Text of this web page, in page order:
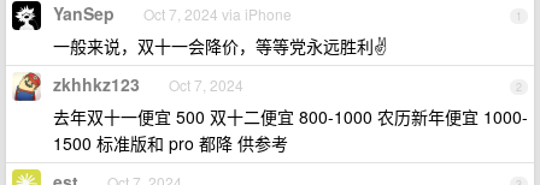
1
YanSep Oct 7, 2024 via iPhone
一般来说，双十一会降价，等等党永远胜利✌️
2
zkhhkz123 Oct 7, 2024
去年双十一便宜 500 双十二便宜 800-1000 农历新年便宜 1000-
1500 标准版和 pro 都降 供参考